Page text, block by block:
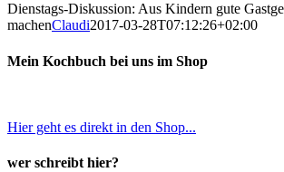
Dienstags-Diskussion: Aus Kindern gute
machenClaudi2017-03-28T07:12:26+02:00
Mein Kochbuch bei uns im Shop
Hier geht es direkt in den Shop...
wer schreibt hier?